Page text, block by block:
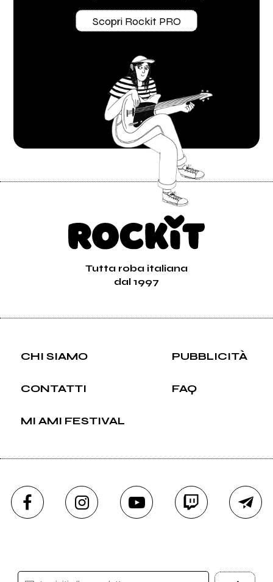
Scopri Rockit PRO
Tutta roba italiana
dal 1997
CHI SIAMO PUBBLICITÀ
CONTATTI FAQ
MI AMI FESTIVAL